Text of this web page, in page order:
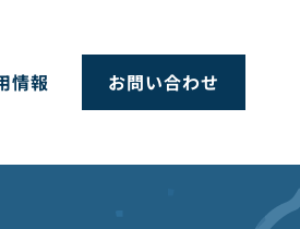
情報 お問い合わせ